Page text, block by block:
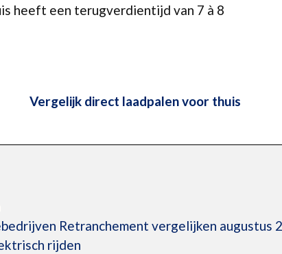
heeft een terugverdientijd van 7 à 8
Vergelijk direct laadpalen voor thuis
Retranchement vergelijken augustus
rijden